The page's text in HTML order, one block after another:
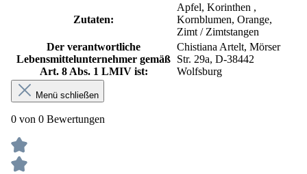
Zutaten:
Apfel, Korinthen ,
Kornblumen, Orange,
Zimt / Zimtstangen
Der verantwortliche
Lebensmittelunternehmer gemäß
Art. 8 Abs. 1 LMIV ist:
Chistiana Artelt, Mörser
Str. 29a, D-38442
Wolfsburg
Menü schließen
0 von 0 Bewertungen